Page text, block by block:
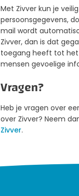
Met Zivver kun je
persoonsgegevens,
mail wordt
Zivver, dan is dat
toegang heeft tot het
mensen gevoelige
Vragen?
Heb je vragen over
over Zivver? Neem
Zivver.